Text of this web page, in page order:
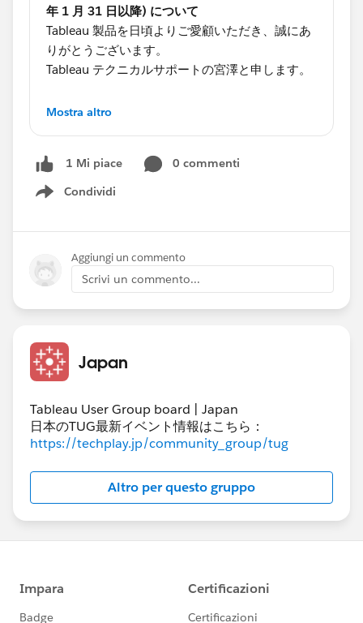
年 1 月 31 日以降) について
Tableau 製品を日頃よりご愛顧いただき、誠にあ
りがとうございます。
Tableau テクニカルサポートの宮澤と申します。
このたび、2026年1月31日(土)より、お客様のメ
本変更にともない、お客様のメールサーバー
なります。
ける、SMTP の STARTTLS オプションへの対応状
況をご確認ください。
対応していない場合は、メールサーバー(サービ
ス)側の設定変更をお願いいたします。
Enable TLS for Tableau Cloud & TABLEAUID
Email Delivery by January 31, 2026
ますと幸いです。
==============================​
Mostra altro
1 Mi piace
0 commenti
Condividi
Show menu
Aggiungi un commento
Scrivi un commento...
Japan
Tableau User Group board | Japan
日本のTUG最新イベント情報はこちら：
https://techplay.jp/community_group/tug
Altro per questo gruppo